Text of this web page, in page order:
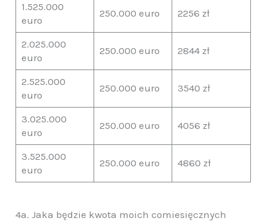
1.525.000
euro
250.000 euro 2256 zł
2.025.000
euro
250.000 euro 2844 zł
2.525.000
euro
250.000 euro 3540 zł
3.025.000
euro
250.000 euro 4056 zł
3.525.000
euro
250.000 euro 4860 zł
4a. Jaka będzie kwota moich comiesięcznych